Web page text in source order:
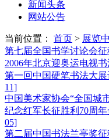
新闻头条
网站公告
当前位置： 首页 > 展览
第七届全国书学讨论会
2006年北京迎奥运电视
第一回中国硬笔书法大
11]
中国美术家协会“全国城
纪念红军长征胜利70周
05]
第二届中国书法兰亭奖